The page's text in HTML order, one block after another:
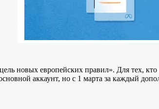
новых европейских правил». Для тех,
аккаунт, но с 1 марта за каждый